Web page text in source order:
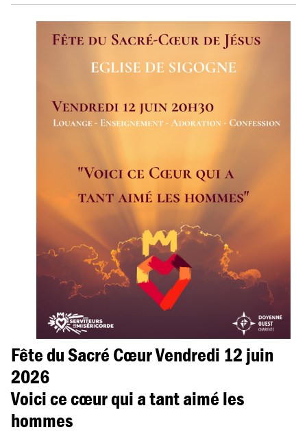
Fête du Sacré Cœur Vendredi 12 juin
2026
Voici ce cœur qui a tant aimé les
hommes